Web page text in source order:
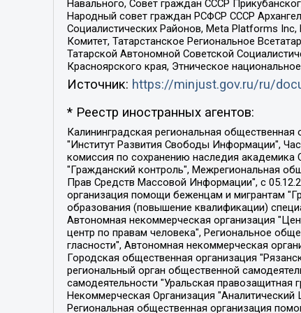
Навального, Совет граждан СССР
Народный совет граждан РСФСР СССР
Социалистических Районов, Meta Platforms
Комитет, Татарстанское Региональное
Татарской Автономной Советской
Красноярского края, Этническое
Источник: https://minjust.gov.ru/ru/
* Реестр иностранных агентов:
Калининградская региональная общественная организация "Экозащита!-Женсовет", Фонд содействия защите прав и свобод граждан "Общественный вердикт", Фонд "Институт Развития Свободы Информации", Частное учреждение "Информационное агентство МЕМО. РУ", Региональная общественная организация "Общественная комиссия по сохранению наследия академика Сахарова", Фонд поддержки свободы прессы, Санкт-Петербургская общественная правозащитная организация "Гражданский контроль", Межрегиональная общественная организация "Информационно-просветительский центр "Мемориал", Региональный Фонд "Центр Защиты Прав Средств Массовой Информации", с 05.12.2023 Фонд "Центр Защиты Прав Средств массовой информации", Региональная общественная благотворительная организация помощи беженцам и мигрантам "Гражданское содействие", Негосударственное образовательное учреждение дополнительного профессионального образования (повышение квалификации) специалистов "АКАДЕМИЯ ПО ПРАВАМ ЧЕЛОВЕКА", Свердловская региональная общественная организация "Сутяжник", Автономная некоммерческая организация "Центр независимых социологических исследований", Союз общественных объединений "Российский исследовательский центр по правам человека", Региональное общественное учреждение научно-информационный центр "МЕМОРИАЛ", Некоммерческая организация "Фонд защиты гласности", Автономная некоммерческая организация "Институт прав человека", Городская общественная организация "Екатеринбургское общество "МЕМОРИАЛ", Городская общественная организация "Рязанское историко-просветительское и правозащитное общество "Мемориал" (Рязанский Мемориал), Челябинский региональный орган общественной самодеятельности – женское общественное объединение "Женщины Евразии", Челябинский региональный орган общественной самодеятельности "Уральская правозащитная группа", Фонд содействия защите здоровья и социальной справедливости имени Андрея Рылькова, Автономная Некоммерческая Организация "Аналитический Центр Юрия Левады", Автономная некоммерческая организация социальной поддержки населения "Проект Апрель", Региональная общественная организация помощи женщинам и детям, находящимся в кризисной ситуации "Информационно-методический центр "Анна", Фонд содействия развитию массовых коммуникаций и правовому просвещению "Так-так-Так", Фонд содействия устойчивому развитию "Серебряная тайга", Свердловский региональный общественный фонд социальных проектов "Новое время", "Idel.Реалии", Кавказ.Реалии, Крым.Реалии, Телеканал Настоящее Время, Татаро-башкирская служба Радио Свобода (Azatliq Radiosi), Радио Свободная Европа/Радио Свобода (PCE/PC), "Сибирь.Реалии", "Фактограф", Благотворительный фонд помощи осужденным и их семьям, Автономная некоммерческая организация "Институт глобализации и социальных движений", Фонд "В защиту